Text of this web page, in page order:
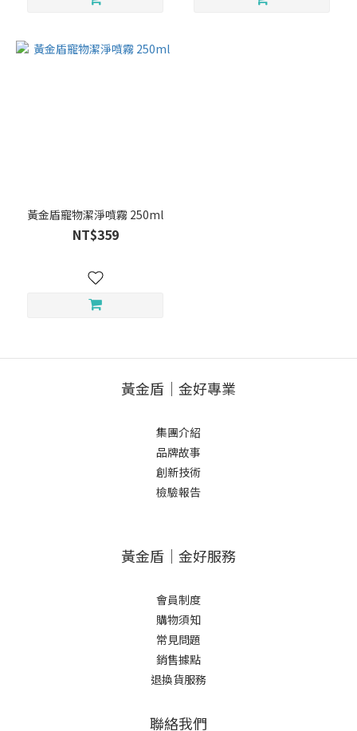
黃金盾寵物潔淨噴霧 250ml
NT$359
黃金盾｜金好專業
集團介紹
品牌故事
創新技術
檢驗報告
黃金盾｜金好服務
會員制度
購物須知
常見問題
銷售據點
退換貨服務
聯絡我們